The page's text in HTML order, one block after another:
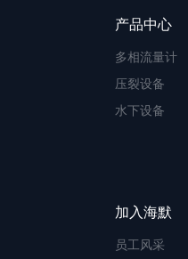
产品中心
多相流量计
压裂设备
水下设备
加入海默
员工风采